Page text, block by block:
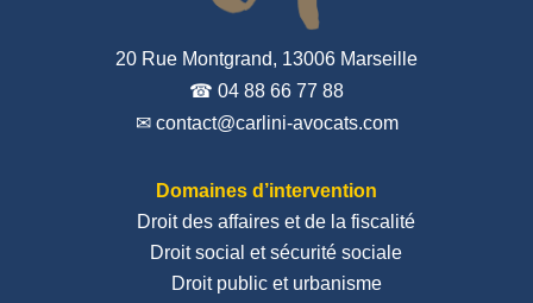
20 Rue Montgrand, 13006 Marseille
☎ 04 88 66 77 88
✉ contact@carlini-avocats.com
Domaines d’intervention
Droit des affaires et de la fiscalité
Droit social et sécurité sociale
Droit public et urbanisme